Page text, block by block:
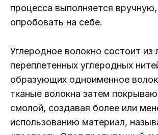
процесса выполняется
опробовать на себе.
Углеродное волокно состоит из
переплетенных углеродных
образующих одноименное
тканые волокна затем
смолой, создавая более или
использованию материал,